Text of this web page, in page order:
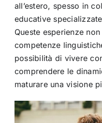
all’estero, spesso in
educative
Queste esperienze
competenze
possibilità di vivere
comprendere le
maturare una visione